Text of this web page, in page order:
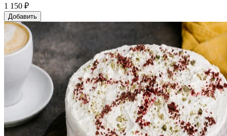
1 150 ₽
Добавить